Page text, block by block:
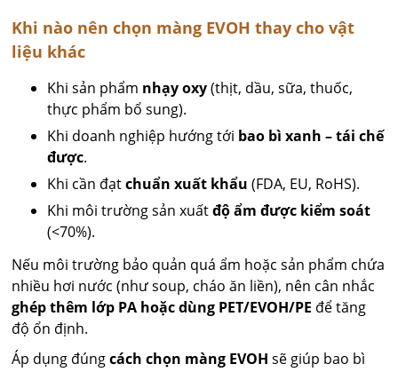
Khi nào nên chọn màng EVOH thay cho vật
liệu khác
Khi sản phẩm nhạy oxy(thịt, dầu, sữa, thuốc,
thực phẩm bổ sung).
Khi doanh nghiệp hướng tới bao bì xanh – tái chế
được.
Khi cần đạtchuẩn xuất khẩu (FDA, EU, RoHS).
Khi môi trường sản xuấtđộ ẩm được kiểm soát
(<70%).
Nếu môi trường bảo quản quá ẩm hoặc sản phẩm chứa
nhiều hơi nước (như soup, cháo ăn liền), nên cân nhắc
ghép thêm lớp PA hoặc dùng PET/EVOH/PE để tăng
độ ổn định.
Áp dụng đúngcách chọn màng EVOH sẽ giúp bao bì